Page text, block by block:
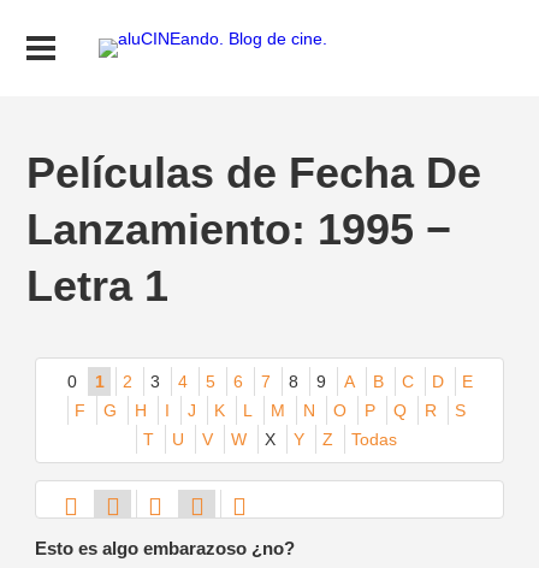
Películas de Fecha De
Lanzamiento: 1995 −
Letra 1
0 1 2 3 4 5 6 7 8 9 A B C D
E
F
G H I J K L M N O P Q R
S
T
U V W X Y Z Todas
Esto es algo embarazoso ¿no?